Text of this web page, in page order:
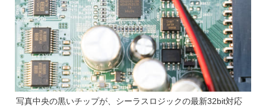
写真中央の黒いチップが、シーラスロジックの最新32bit対応